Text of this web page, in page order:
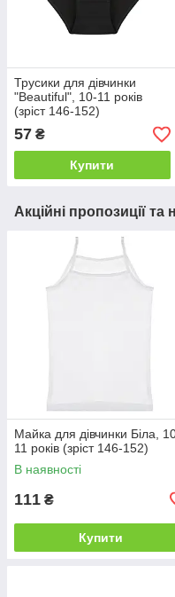
Трусики для дівчинки
"Beautiful", 10-11 років
(зріст 146-152)
57 ₴
Купити
Акційні пропозиції та
Майка для дівчинки Біла,
11 років (зріст 146-152)
В наявності
111 ₴
Купити